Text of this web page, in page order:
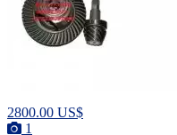
2800.00 US$
1